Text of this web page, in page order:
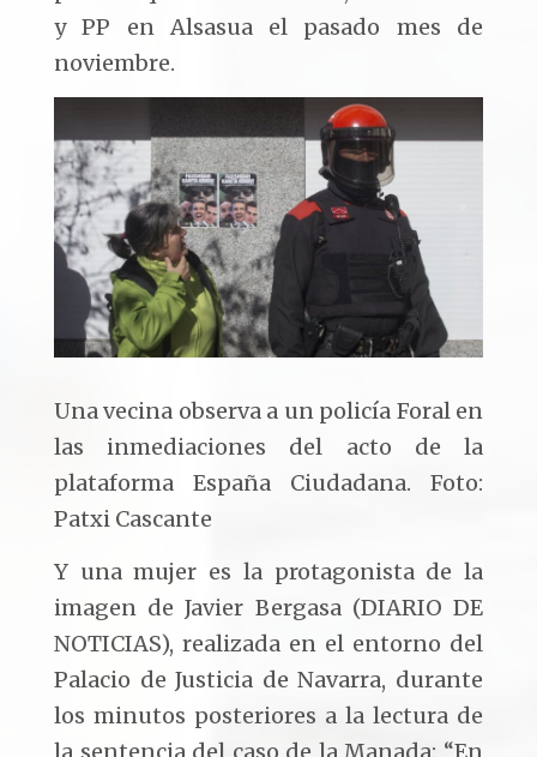
y PP en Alsasua el pasado mes de
noviembre.
Una vecina observa a un policía Foral en
las inmediaciones del acto de la
plataforma España Ciudadana. Foto:
Patxi Cascante
Y una mujer es la protagonista de la
imagen de Javier Bergasa (DIARIO DE
NOTICIAS), realizada en el entorno del
Palacio de Justicia de Navarra, durante
los minutos posteriores a la lectura de
la sentencia del caso de la Manada: “En